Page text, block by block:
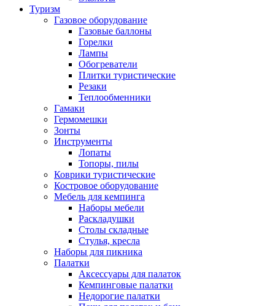
Туризм
Газовое оборудование
Газовые баллоны
Горелки
Лампы
Обогреватели
Плитки туристические
Резаки
Теплообменники
Гамаки
Гермомешки
Зонты
Инструменты
Лопаты
Топоры, пилы
Коврики туристические
Костровое оборудование
Мебель для кемпинга
Наборы мебели
Раскладушки
Столы складные
Стулья, кресла
Наборы для пикника
Палатки
Аксессуары для палаток
Кемпинговые палатки
Недорогие палатки